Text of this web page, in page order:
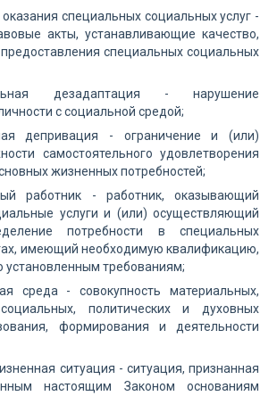
специальных социальных услуг -
акты, устанавливающие качество,
специальных социальных
дезадаптация - нарушение
с социальной средой;
депривация - ограничение и (или)
самостоятельного удовлетворения
жизненных потребностей;
работник - работник, оказывающий
услуги и (или) осуществляющий
потребности в специальных
имеющий необходимую квалификацию,
установленным требованиям;
среда - совокупность материальных,
политических и духовных
формирования и деятельности
ситуация - ситуация, признанная
настоящим Законом основаниям